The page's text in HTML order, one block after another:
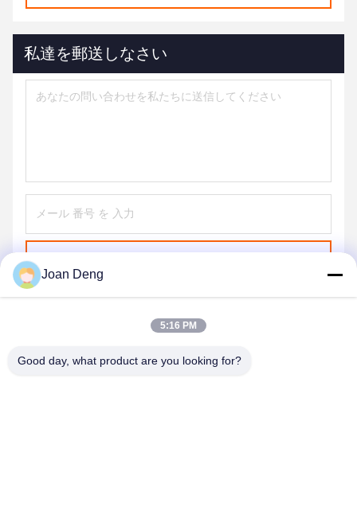
私達を郵送しなさい
Joan Deng
5:16 PM
Good day, what product are you looking for?